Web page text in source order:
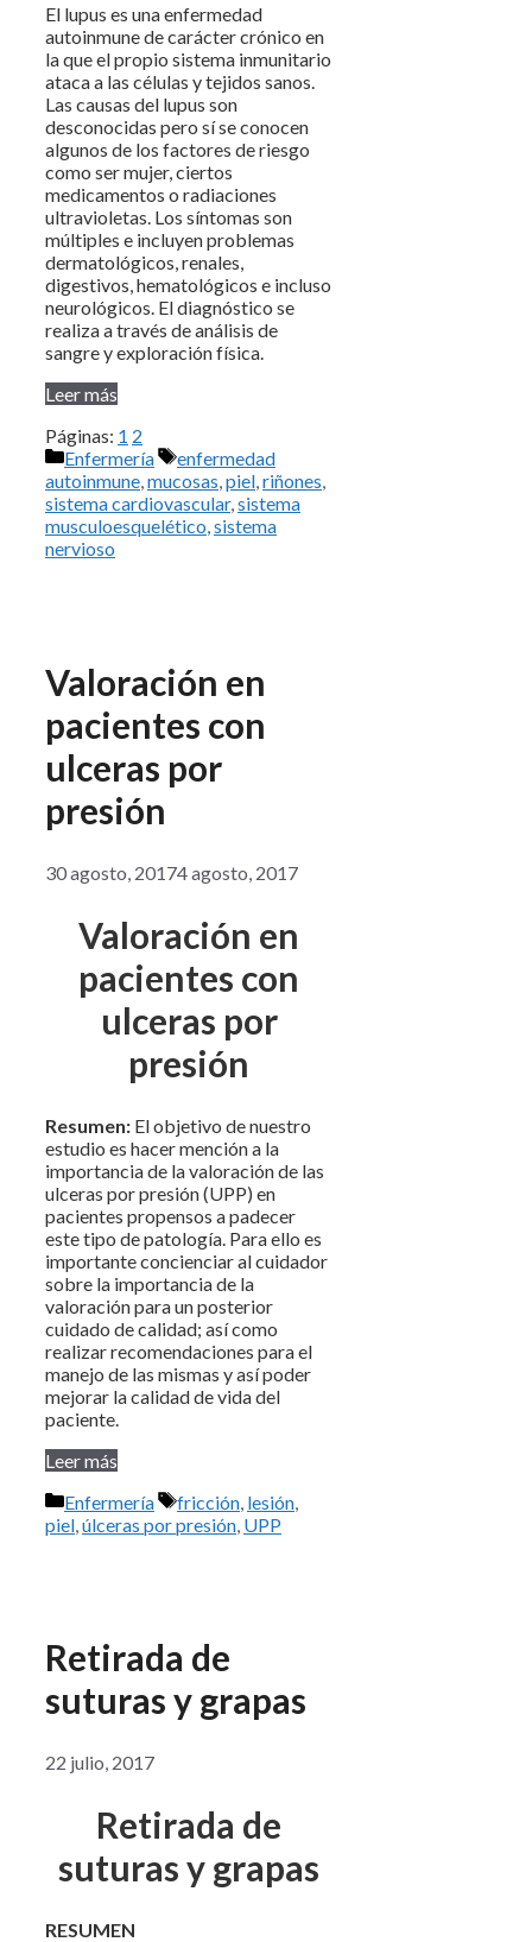
El lupus es una enfermedad
autoinmune de carácter crónico en
la que el propio sistema inmunitario
ataca a las células y tejidos sanos.
Las causas del lupus son
desconocidas pero sí se conocen
algunos de los factores de riesgo
como ser mujer, ciertos
medicamentos o radiaciones
ultravioletas. Los síntomas son
múltiples e incluyen problemas
dermatológicos, renales,
digestivos, hematológicos e incluso
neurológicos. El diagnóstico se
realiza a través de análisis de
sangre y exploración física.
Leer más
Páginas: 1 2
Categorías
Enfermería Etiquetas
enfermedad
autoinmune,mucosas,piel,riñones,
sistema cardiovascular,sistema
musculoesquelético,sistema
nervioso
Valoración en
pacientes con
ulceras por
presión
30 agosto, 20174 agosto, 2017
Valoración en
pacientes con
ulceras por
presión
Resumen: El objetivo de nuestro
estudio es hacer mención a la
importancia de la valoración de las
ulceras por presión (UPP) en
pacientes propensos a padecer
este tipo de patología. Para ello es
importante concienciar al cuidador
sobre la importancia de la
valoración para un posterior
cuidado de calidad; así como
realizar recomendaciones para el
manejo de las mismas y así poder
mejorar la calidad de vida del
paciente.
Leer más
Categorías
Enfermería Etiquetas
fricción lesión
piel úlceras por presión UPP
Retirada de
suturas y grapas
22 julio, 2017
Retirada de
suturas y grapas
RESUMEN